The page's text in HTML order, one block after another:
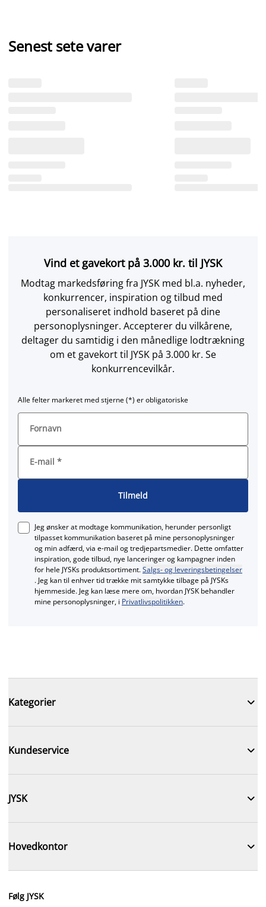
Senest sete varer
Vind et gavekort på 3.000 kr. til JYSK
Modtag markedsføring fra JYSK med bl.a. nyheder,
konkurrencer, inspiration og tilbud med
personaliseret indhold baseret på dine
personoplysninger. Accepterer du vilkårene,
deltager du samtidig i den månedlige lodtrækning
om et gavekort til JYSK på 3.000 kr. Se
konkurrencevilkår.
Alle felter markeret med stjerne (*) er obligatoriske
Fornavn
E-mail *
Tilmeld
Jeg ønsker at modtage kommunikation, herunder personligt
tilpasset kommunikation baseret på mine personoplysninger
og min adfærd, via e‑mail og tredjepartsmedier. Dette omfatter
inspiration, gode tilbud, nye lanceringer og kampagner inden
for hele JYSKs produktsortiment.Salgs- og leveringsbetingelser
. Jeg kan til enhver tid trække mit samtykke tilbage på JYSKs
hjemmeside. Jeg kan læse mere om, hvordan JYSK behandler
mine personoplysninger, i Privatlivspolitikken.
Kategorier 
Kundeservice 
JYSK 
Hovedkontor 
Følg JYSK